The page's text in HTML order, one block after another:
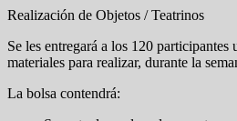
Realización de Objetos / Teatrinos
Se les entregará a los 120
materiales para realizar, durante la
La bolsa contendrá: